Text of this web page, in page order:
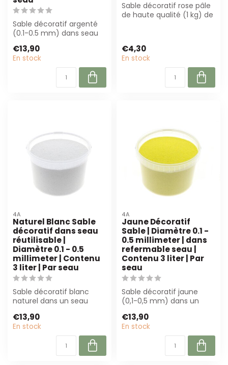
Sable décoratif argenté
(0.1-0.5 mm) dans seau
pour l'a...
€13,90
En stock
Sable décoratif rose pâle
de haute qualité (1 kg) de
€4,30
En stock
4A
Naturel Blanc Sable
décoratif dans seau
réutilisable |
Diamètre 0.1 - 0.5
millimeter | Contenu
3 liter | Par seau
Sable décoratif blanc
naturel dans un seau
pour la fl...
€13,90
En stock
4A
Jaune Décoratif
Sable | Diamètre 0.1 -
0.5 millimeter | dans
refermable seau |
Contenu 3 liter | Par
seau
Sable décoratif jaune
(0,1-0,5 mm) dans un
litres. Parfait ...
€13,90
En stock